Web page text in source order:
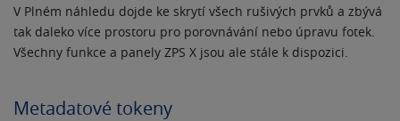
V Plném náhledu dojde ke skrytí všech rušivých prvků a zbývá
tak daleko více prostoru pro porovnávání nebo úpravu fotek.
Všechny funkce a panely ZPS X jsou ale stále k dispozici.
Metadatové tokeny